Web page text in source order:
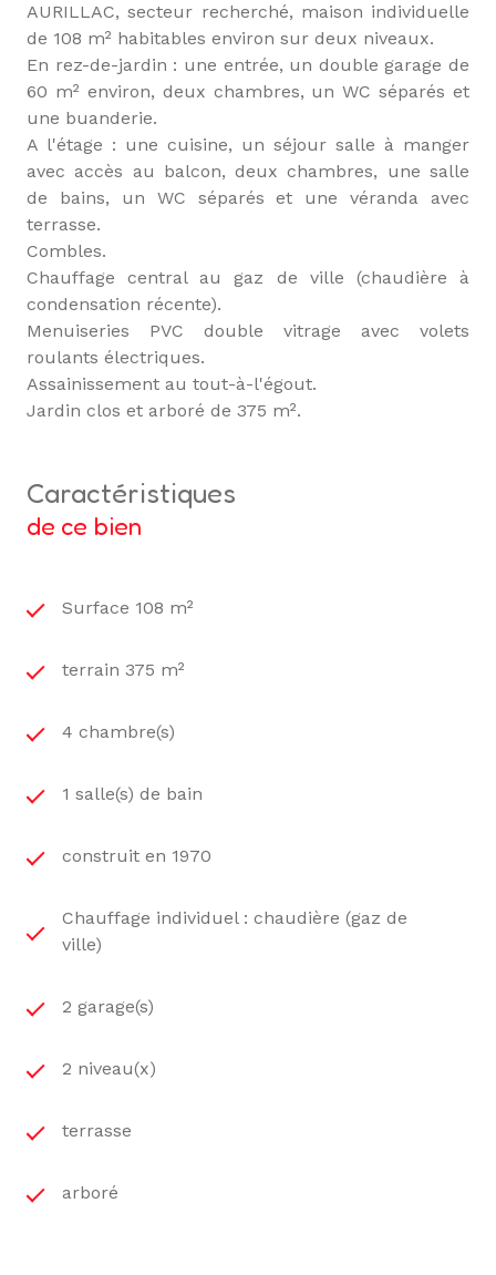
AURILLAC, secteur recherché, maison individuelle
de 108 m² habitables environ sur deux niveaux.
En rez-de-jardin : une entrée, un double garage de
60 m² environ, deux chambres, un WC séparés et
une buanderie.
A l'étage : une cuisine, un séjour salle à manger
avec accès au balcon, deux chambres, une salle
de bains, un WC séparés et une véranda avec
terrasse.
Combles.
Chauffage central au gaz de ville (chaudière à
condensation récente).
Menuiseries PVC double vitrage avec volets
roulants électriques.
Assainissement au tout-à-l'égout.
Jardin clos et arboré de 375 m².
caractéristiques
de ce bien
Surface 108 m²
terrain 375 m²
4 chambre(s)
1 salle(s) de bain
construit en 1970
Chauffage individuel : chaudière (gaz de
ville)
2 garage(s)
2 niveau(x)
terrasse
arboré